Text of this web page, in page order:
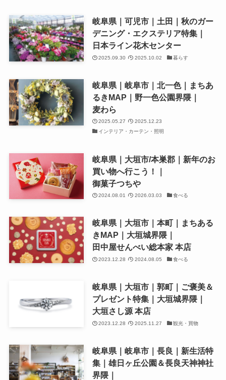
岐阜県｜可児市｜土田｜秋のガー
デニング・エクステリア特集｜
日本ライン花木センター
2025.09.30 2025.10.02 暮らす
岐阜県｜岐阜市｜北一色｜まちあ
るきMAP｜野一色公園界隈｜
麦わら
2025.05.27
2025.12.23
インテリア・カーテン・照明
岐阜県｜大垣市/本巣郡｜新年のお
買い物へ行こう！｜
御菓子つちや
2024.08.01 2026.03.03 食べる
岐阜県｜大垣市｜本町｜まちある
きMAP｜大垣城界隈｜
田中屋せんべい総本家 本店
2023.12.28 2024.08.05 食べる
岐阜県｜大垣市｜郭町｜ご褒美＆
プレゼント特集｜大垣城界隈｜
大垣さし源 本店
2023.12.28 2025.11.27 観光・買物
岐阜県｜岐阜市｜長良｜新生活特
集｜雄日ヶ丘公園＆長良天神神社
界隈｜